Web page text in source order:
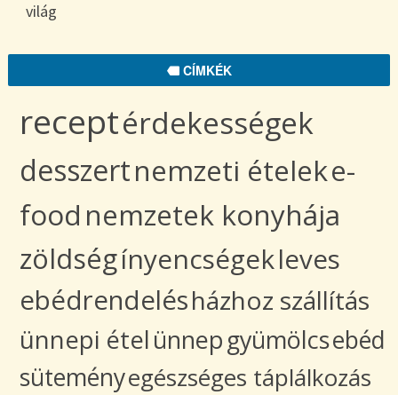
világ
CÍMKÉK
receptérdekességek
desszertnemzeti ételeke-
food nemzetek konyhája
zöldségínyencségekleves
ebédrendelésházhoz szállítás
ünnepi ételünnepgyümölcsebéd
süteményegészséges táplálkozás